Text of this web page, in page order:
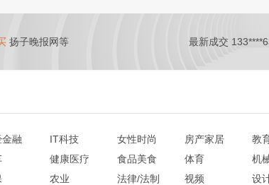
扬子晚报网等 最新成交
金融 IT科技 女性时尚 房产家居 教
健康医疗 食品美食 体育 机
农业 法律/法制 视频 设